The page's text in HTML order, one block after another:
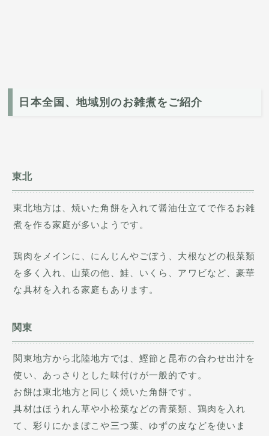
日本全国、地域別のお雑煮をご紹介
東北
東北地方は、焼いた角餅を入れて醤油仕立てで作るお雑
煮を作る家庭が多いようです。
鶏肉をメインに、にんじんやごぼう、大根などの根菜類
を多く入れ、山菜の他、鮭、いくら、アワビなど、豪華
な具材を入れる家庭もあります。
関東
関東地方から北陸地方では、鰹節と昆布の合わせ出汁を
使い、あっさりとした味付けが一般的です。
お餅は東北地方と同じく焼いた角餅です。
具材はほうれん草や小松菜などの青菜類、鶏肉を入れ
て、彩りにかまぼこや三つ葉、ゆずの皮などを使いま